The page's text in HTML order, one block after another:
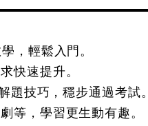
，輕鬆入門。
快速提升。
題技巧，穩步通過考試。
等，學習更生動有趣。